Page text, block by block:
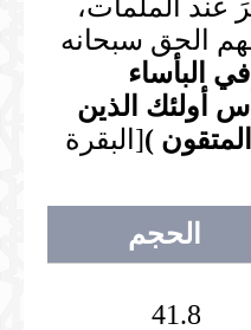
عند الملمات،
الحق سبحانه
البأساء
أولئك الذين
)[البقرة
الحجم
41.8